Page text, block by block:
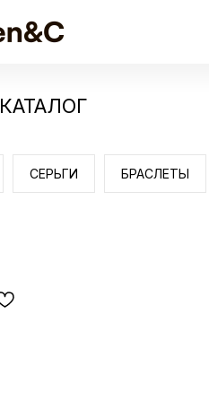
КАТАЛОГ
СЕРЬГИ БРАСЛЕТЫ